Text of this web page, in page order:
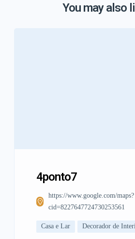
You may also
4ponto7
https://www.google.com/maps?
cid=8227647724730253561
Casa e Lar Decorador de